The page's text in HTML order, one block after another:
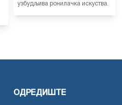
узбудљива ронилачка искуства.
ОДРЕДИШТЕ